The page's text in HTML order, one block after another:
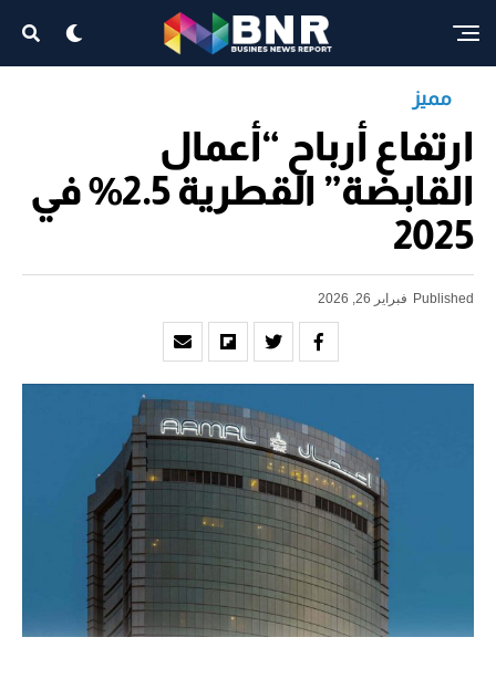
مميز
ارتفاع أرباح “أعمال
القابضة” القطرية 2.5% في
2025
Published فبراير 26, 2026